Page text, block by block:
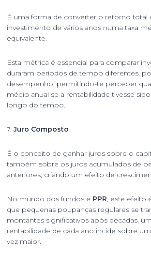
É uma forma de converter o retorno total
investimento de vários anos numa taxa
equivalente.
Esta métrica é essencial para comparar
duraram períodos de tempo diferentes,
desempenho, permitindo-te perceber
médio anual se a rentabilidade tivesse
longo do tempo.
7.Juro Composto
É o conceito de ganhar juros sobre o
também sobre os juros acumulados de
anteriores, criando um efeito de
No mundo dos fundos e PPR, este efeito
que pequenas poupanças regulares se
montantes significativos após décadas,
rentabilidade de cada ano incide sobre
vez maior.